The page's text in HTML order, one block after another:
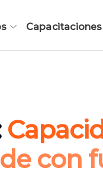
Capacitaciones
con